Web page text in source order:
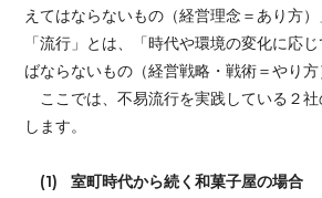
えてはならないもの（経営理念＝あり方）
「流行」とは、「時代や環境の変化に応
ばならないもの（経営戦略・戦術＝やり方
ここでは、不易流行を実践している２
します。
(1)
室町時代から続く和菓子屋の場合